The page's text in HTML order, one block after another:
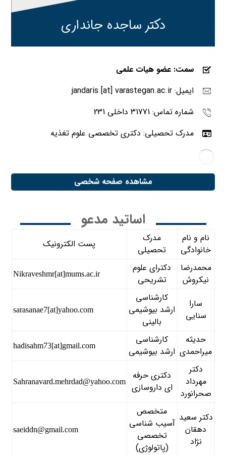
دکتر ساجده جانداری
سمت: عضو هیات علمی
ایمیل: jandaris [at] varastegan.ac.ir
شماره تماس: 31771 داخلی 231
مدرک تحصیلی: دکتری تخصصی علوم تغذیه
مشاهده صفحه شخصی
اساتید مدعو
نام و نام
خانوادگی
مدرک
تحصیلی
پست الکترونیک
محمدرضا
نیکروش
دکترای علوم
تشریحی
Nikraveshmr[at]mums.ac.ir
سارا
سنایی
کارشناسی
ارشد بیوشیمی
بالینی
sarasanae7[at]yahoo.com
حدیثه
میراحمدی
کارشناسی
ارشد بیوشیمی
hadisahm73[at]gmail.com
دکتر
مهرداد
صحرانورد
دکتری حرفه
ای داروسازی
Sahranavard.mehrdad@yahoo.com
دکتر سعید
دهقان
نژاد
متخصص
آسیب شناسی
تخصصی
(پاتولوژی)
saeiddn@gmail.com